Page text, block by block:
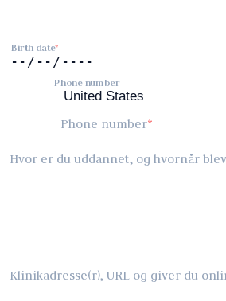
Birth date
Phone number
Phone number
Hvor er du uddannet, og hvornår
Klinikadresse(r), URL og giver du